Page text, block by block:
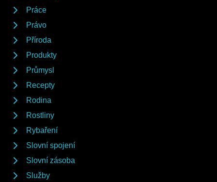
Práce
Právo
Příroda
Produkty
Průmysl
Recepty
Rodina
Rostliny
Rybaření
Slovní spojení
Slovní zásoba
Služby